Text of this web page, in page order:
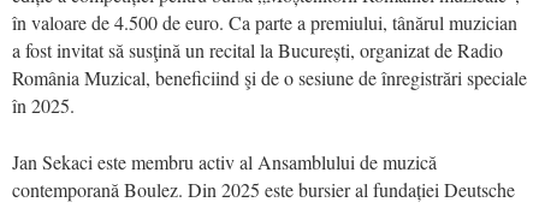
în valoare de 4.500 de euro. Ca parte a premiului, tânărul muzician
a fost invitat să susţină un recital la București, organizat de Radio
România Muzical, beneficiind şi de o sesiune de înregistrări speciale
în 2025.
Jan Sekaci este membru activ al Ansamblului de muzică
contemporană Boulez. Din 2025 este bursier al fundației Deutsche